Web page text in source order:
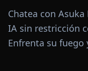
Chatea con
IA sin restricción
Enfrenta su fuego